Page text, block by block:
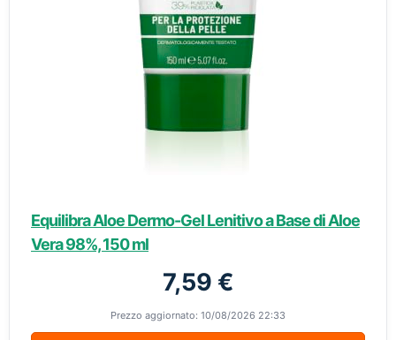
Equilibra Aloe Dermo-Gel Lenitivo a Base di Aloe
Vera 98%, 150 ml
7,59 €
Prezzo aggiornato: 10/08/2026 22:33